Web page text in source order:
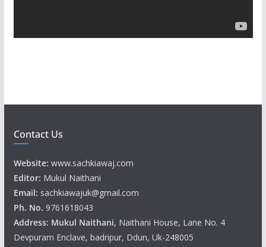
Contact Us
Website: www.sachkiawaj.com
Editor: Mukul Naithani
Email: sachkiawajuk@gmail.com
Ph. No. 9761618043
Address: Mukul Naithani, Naithani House, Lane No. 4
Devpuram Enclave, badripur, Ddun, Uk-248005